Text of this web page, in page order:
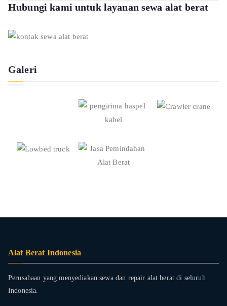
Hubungi kami untuk layanan sewa alat berat
Galeri
Alat Berat Indonesia
Perusahaan yang menyediakan sewa dan repair alat berat di seluruh
Indonesia.